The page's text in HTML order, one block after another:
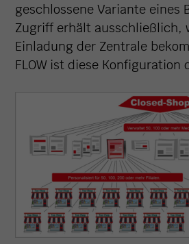
geschlossene Variante eines
Zugriff erhält ausschließlich,
Einladung der Zentrale
FLOW ist diese Konfiguration